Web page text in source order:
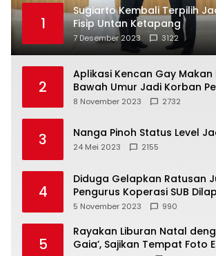
1
Sugiarto Kembali Terpilih
Fisip Untan Ketapang
7 Desember 2023 3122
2
Aplikasi Kencan Gay
Bawah Umur Jadi Korban
8 November 2023 2732
3 Nanga Pinoh Status Level
24 Mei 2023 2155
4
Diduga Gelapkan Ratusan
Pengurus Koperasi SUB
Polisi
5 November 2023 990
5
Rayakan Liburan Natal
Gaia’, Sajikan Tempat Foto